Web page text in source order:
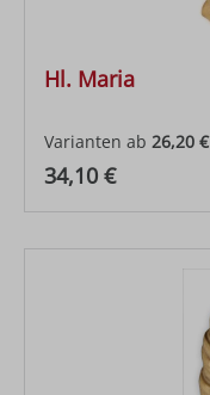
Hl. Maria
Varianten ab 26,20 €
Regulärer Preis:
34,10 €